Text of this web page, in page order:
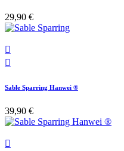
29,90 €


Sable Sparring Hanwei ®
39,90 €
